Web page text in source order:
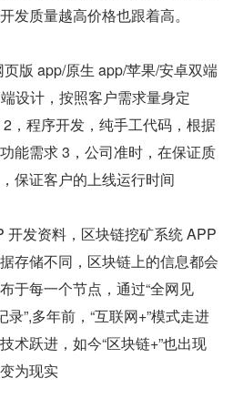
发质量越高价格也跟着高。
版 app/原生 app/苹果/安卓双端
设计，按照客户需求量身定
，程序开发，纯手工代码，根据
能需求 3，公司准时，在保证质
保证客户的上线运行时间
发资料，区块链挖矿系统 APP
存储不同，区块链上的信息都会
于每一个节点，通过“全网见
录”,多年前，“互联网+”模式走进
术跃进，如今“区块链+”也出现
为现实